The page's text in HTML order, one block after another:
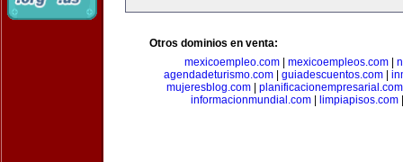
Otros dominios en venta:
mexicoempleo.com
mexicoempleos.com
agendadeturismo.com
guiadescuentos.com
mujeresblog.com
planificacionempresarial.com
informacionmundial.com| limpiapisos.com